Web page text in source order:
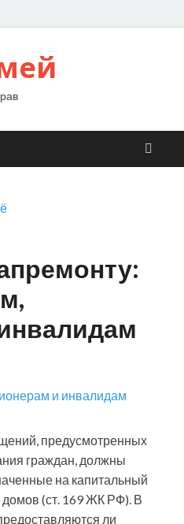
предусмотренных
граждан, должны
на капитальный
(ст. 169 ЖК РФ). В
ли